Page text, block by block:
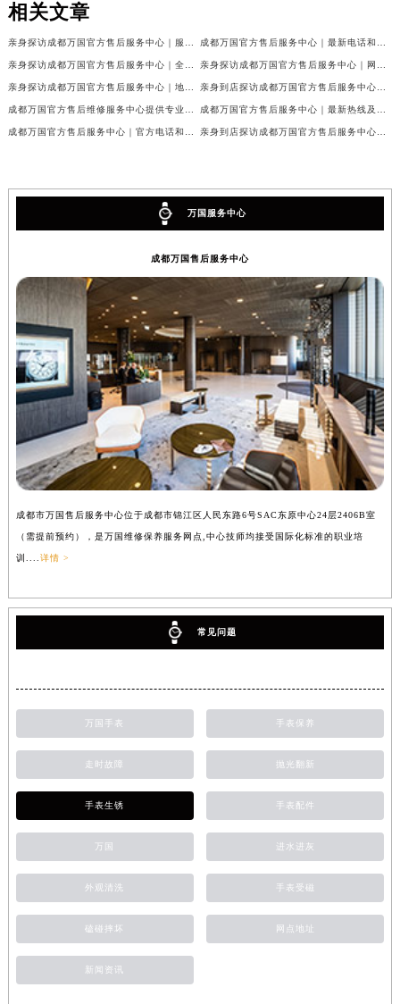
相关文章
万国服务中心
成都万国售后服务中心
成都市万国售后服务中心位于成都市锦江区人民东路6号SAC东原中心24层2406B室
（需提前预约），是万国维修保养服务网点,中心技师均接受国际化标准的职业培
训.... 详情 >
常见问题
万国手表 手表保养
走时故障 抛光翻新
手表生锈 手表配件
万国 进水进灰
外观清洗 手表受磁
磕碰摔坏 网点地址
新闻资讯